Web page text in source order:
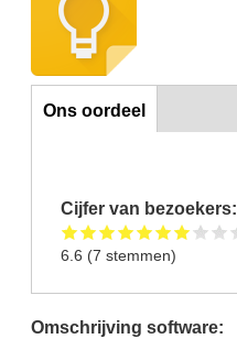
Ons oordeel
Ons oordeel
Cijfer van bezoekers:
6.6 (7 stemmen)
Omschrijving software: